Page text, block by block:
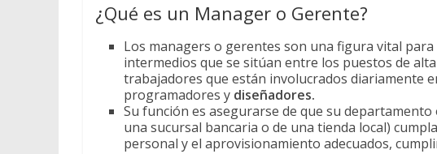
¿Qué es un Manager o Gerente?
Los managers o gerentes son una figura vital
intermedios que se sitúan entre los puestos de
trabajadores que están involucrados diariamente
programadores y diseñadores.
Su función es asegurarse de que su
una sucursal bancaria o de una tienda local)
personal y el aprovisionamiento adecuados,